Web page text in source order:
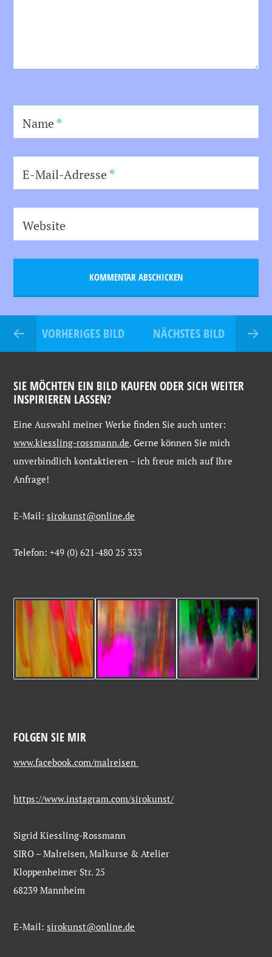
Name *
E-Mail-Adresse *
Website
VORHERIGES BILD NÄCHSTES BILD
SIE MÖCHTEN EIN BILD KAUFEN ODER SICH WEITER
INSPIRIEREN LASSEN?
EineAuswahlmeinerWerkefinden Sieauchunter:
www.kiessling-rossmann.de. Gernekönnen Siemich
unverbindlichkontaktieren –ichfreuemichaufIhre
Anfrage!
E-Mail:sirokunst@online.de
Telefon: +49 (0) 621-480 25 333
FOLGEN SIE MIR
www.facebook.com/malreisen
https://www.instagram.com/sirokunst/
Sigrid Kiessling-Rossmann
SIRO – Malreisen, Malkurse & Atelier
Kloppenheimer Str. 25
68239 Mannheim
E-Mail:sirokunst@online.de